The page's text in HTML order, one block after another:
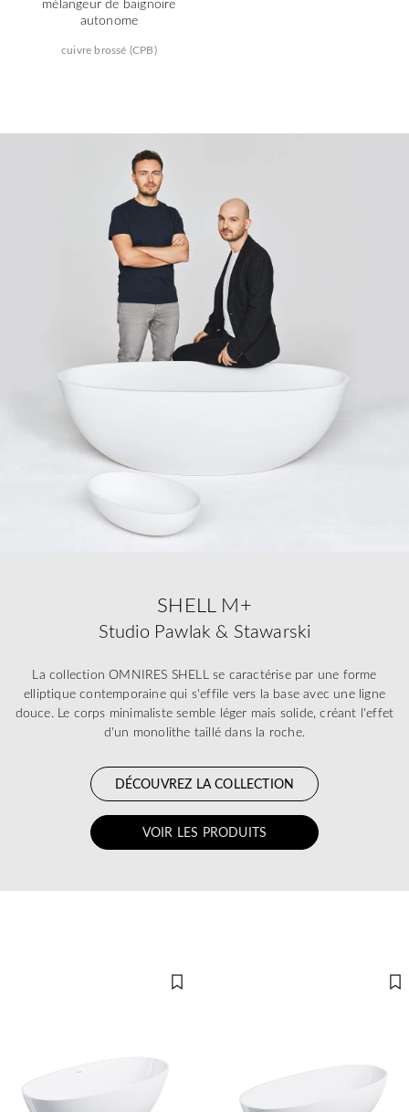
autonome
cuivre brossé (CPB)
SHELL M+
Studio Pawlak & Stawarski
La collection OMNIRES SHELL se caractérise par une forme
elliptique contemporaine qui s'effile vers la base avec une ligne
douce. Le corps minimaliste semble léger mais solide, créant l'effet
d'un monolithe taillé dans la roche.
DÉCOUVREZ LA COLLECTION
VOIR LES PRODUITS